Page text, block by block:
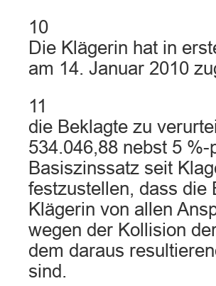
10
Die Klägerin hat in
am 14. Januar 2010
11
die Beklagte zu
534.046,88 nebst 5
Basiszinssatz seit
festzustellen, dass die
Klägerin von allen
wegen der Kollision
dem daraus
sind.